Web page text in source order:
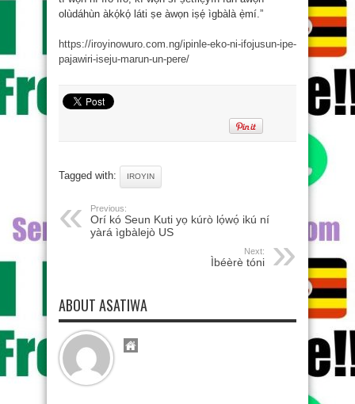
olùdáhùn àkọ́kọ́ láti ṣe àwọn iṣẹ́ ìgbàlà ẹ̀mí.”
https://iroyinowuro.com.ng/ipinle-eko-ni-ifojusun-ipe-
pajawiri-iseju-marun-un-pere/
Tagged with: IROYIN
Previous:
Orí kó Seun Kuti yọ kúrò lọ́wọ́ ikú ní
yàrá ìgbàlejò US
Next:
Ìbéèrè tóni
ABOUT ASATIWA